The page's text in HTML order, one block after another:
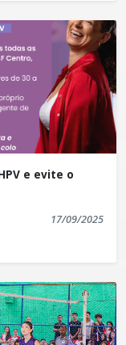
e evite o
17/09/2025